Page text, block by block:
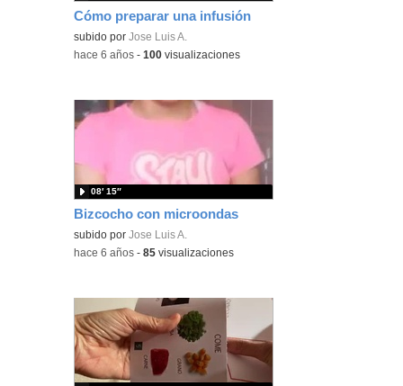
Cómo preparar una infusión
subido porJose Luis A.
-hace 6 años -100 visualizaciones
Bizcocho con microondas
subido porJose Luis A.
08′ 15″
-hace 6 años -85 visualizaciones